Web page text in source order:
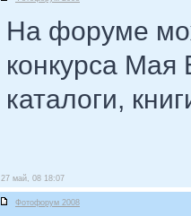
На форуме
конкурса Мая
каталоги,
27 май, 08 18:07
Фотофорум 2008